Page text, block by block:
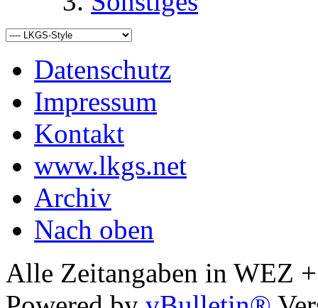
Datenschutz
Impressum
Kontakt
www.lkgs.net
Archiv
Nach oben
Alle Zeitangaben in WEZ